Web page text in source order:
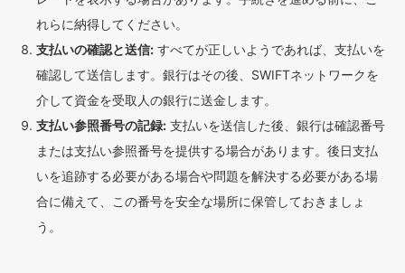
れらに納得してください。
支払いの確認と送信: すべてが正しいようであれば、支払いを
確認して送信します。銀行はその後、SWIFTネットワークを
介して資金を受取人の銀行に送金します。
支払い参照番号の記録: 支払いを送信した後、銀行は確認番号
または支払い参照番号を提供する場合があります。後日支払
いを追跡する必要がある場合や問題を解決する必要がある場
合に備えて、この番号を安全な場所に保管しておきましょ
う。